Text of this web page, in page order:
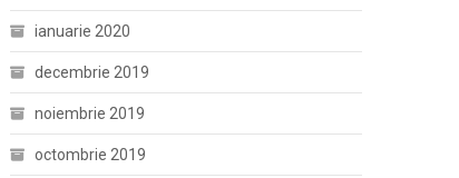
ianuarie 2020
decembrie 2019
noiembrie 2019
octombrie 2019